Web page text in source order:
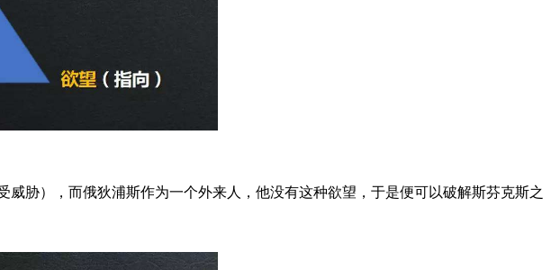
胁），而俄狄浦斯作为一个外来人，他没有这种欲望，于是便可以破解斯芬克斯之